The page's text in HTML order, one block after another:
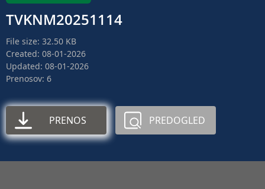
TVKNM20251114
File size: 32.50 KB
Created: 08-01-2026
Updated: 08-01-2026
Prenosov: 6
PRENOS PREDOGLED